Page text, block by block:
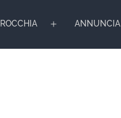
Apri
ANNUNCIA